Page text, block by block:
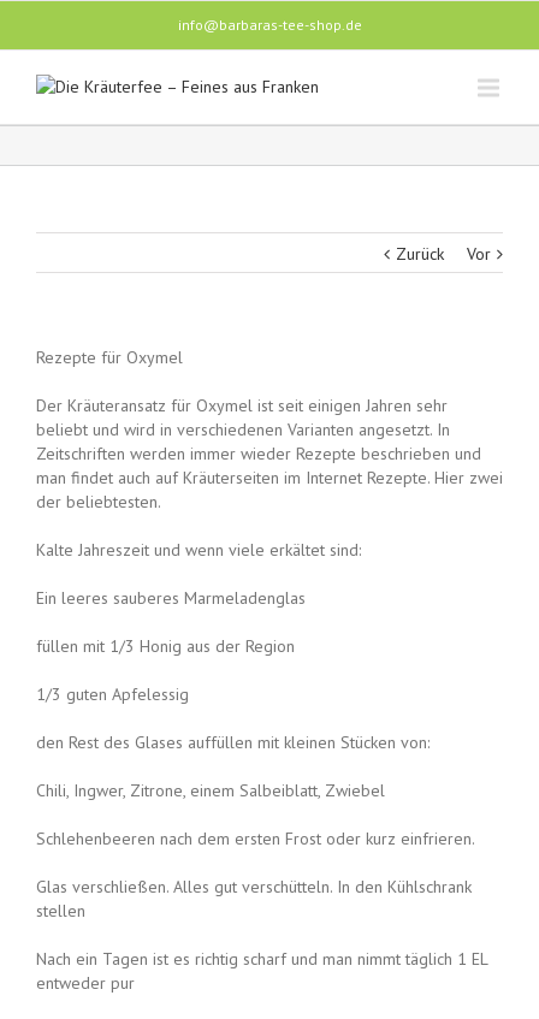
info@barbaras-tee-shop.de
Zurück Vor
Rezepte für Oxymel
Der Kräuteransatz für Oxymel ist seit einigen Jahren sehr
beliebt und wird in verschiedenen Varianten angesetzt. In
Zeitschriften werden immer wieder Rezepte beschrieben und
man findet auch auf Kräuterseiten im Internet Rezepte. Hier zwei
der beliebtesten.
Kalte Jahreszeit und wenn viele erkältet sind:
Ein leeres sauberes Marmeladenglas
füllen mit 1/3 Honig aus der Region
1/3 guten Apfelessig
den Rest des Glases auffüllen mit kleinen Stücken von:
Chili, Ingwer, Zitrone, einem Salbeiblatt, Zwiebel
Schlehenbeeren nach dem ersten Frost oder kurz einfrieren.
Glas verschließen. Alles gut verschütteln. In den Kühlschrank
stellen
Nach ein Tagen ist es richtig scharf und man nimmt täglich 1 EL
entweder pur